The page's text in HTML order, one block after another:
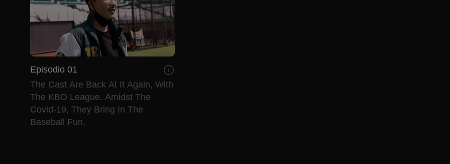
Episodio 01
The Cast Are Back At It Again, With
The KBO League. Amidst The
Covid-19, They Bring In The
Baseball Fun.